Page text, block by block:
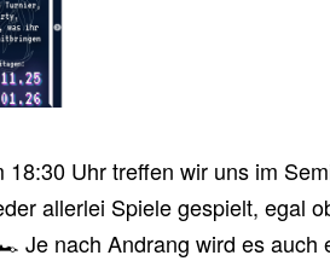
18:30 Uhr treffen wir uns im
allerlei Spiele gespielt, egal
Je nach Andrang wird es auch